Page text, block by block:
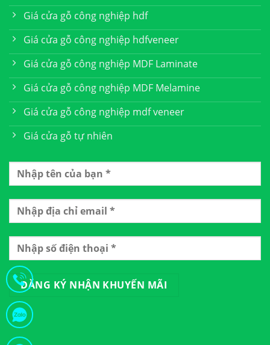
Giá cửa gỗ công nghiệp hdf
Giá cửa gỗ công nghiệp hdfveneer
Giá cửa gỗ công nghiệp MDF Laminate
Giá cửa gỗ công nghiệp MDF Melamine
Giá cửa gỗ công nghiệp mdf veneer
Giá cửa gỗ tự nhiên